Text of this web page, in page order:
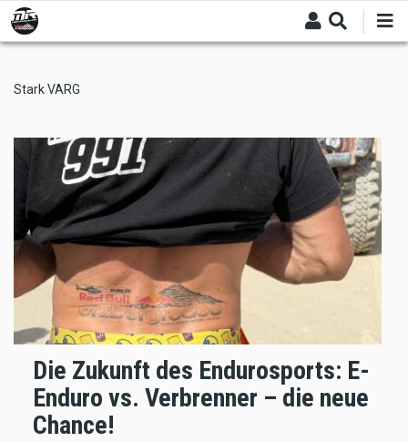
Skip
to
main
Stark VARG
Die Zukunft des Endurosports: E-
Enduro vs. Verbrenner – die neue
Chance!